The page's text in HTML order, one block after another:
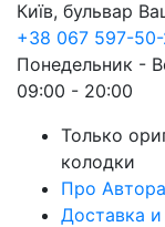
Київ, бульвар
+38 067 597-
Понедельник -
09:00 - 20:00
Только
колодки
Про
Доставка и